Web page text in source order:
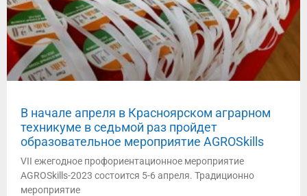
В начале апреля в Красноярском аграрном
техникуме в седьмой раз пройдет
образовательное мероприятие AGROSkills
VII ежегодное профориентационное мероприятие
AGROSkills-2023 состоится 5-6 апреля. Традиционно
мероприятие